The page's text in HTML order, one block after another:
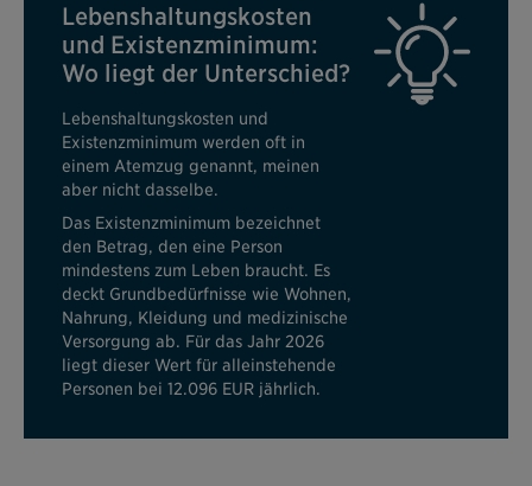
Lebenshaltungskosten
und Existenzminimum:
Wo liegt der Unterschied?
Lebenshaltungskosten und
Existenzminimum werden oft in
einem Atemzug genannt, meinen
aber nicht dasselbe.
Das Existenzminimum bezeichnet
den Betrag, den eine Person
mindestens zum Leben braucht. Es
deckt Grundbedürfnisse wie Wohnen,
Nahrung, Kleidung und medizinische
Versorgung ab. Für das Jahr 2026
liegt dieser Wert für alleinstehende
Personen bei 12.096 EUR jährlich.